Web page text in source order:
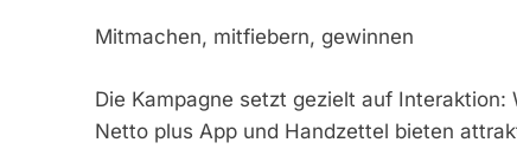
Mitmachen, mitfiebern, gewinnen
Die Kampagne setzt gezielt auf
Netto plus App und Handzettel bieten